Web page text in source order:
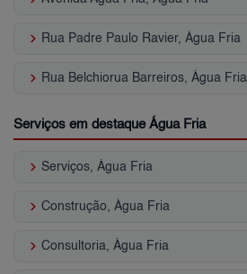
keyboard_arrow_right Rua Padre Paulo Ravier, Água Fria
keyboard_arrow_right Rua Belchiorua Barreiros, Água Fria
Serviços em destaque Água Fria
keyboard_arrow_right Serviços, Água Fria
keyboard_arrow_right Construção, Água Fria
keyboard_arrow_right Consultoria, Água Fria